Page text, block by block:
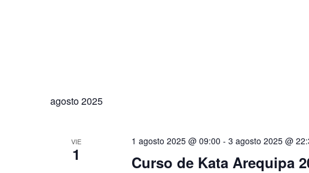
agosto 2025
VIE
1 Curso de Kata Arequipa
1 agosto 2025 @ 09:00 - 3 agosto 2025 @